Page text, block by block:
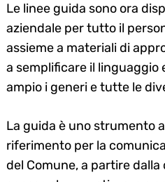
Le linee guida sono ora
aziendale per tutto il
assieme a materiali di
a semplificare il linguaggio
ampio i generi e tutte le
La guida è uno strumento
riferimento per la
del Comune, a partire